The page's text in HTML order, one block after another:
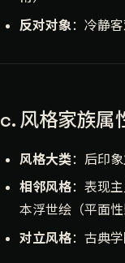
反对对象：冷静
c. 风格家族属
风格大类：后印
相邻风格：表现
本浮世绘（平面性
对立风格：古典